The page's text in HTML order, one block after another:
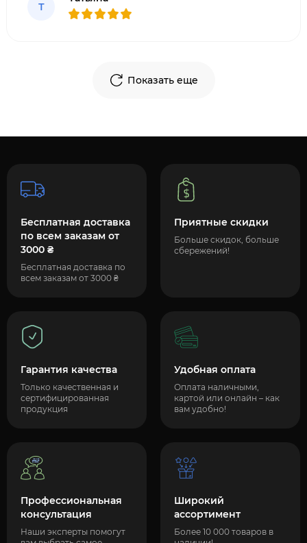
Рекомендую всем, кто хочет сохранить
Т
Показать еще
Бесплатная доставка
по всем заказам от
3000 ₴
Бесплатная доставка по
всем заказам от 3000 ₴
Приятные скидки
Больше скидок, больше
сбережений!
Гарантия качества
Только качественная и
сертифицированная
продукция
Удобная оплата
Оплата наличными,
картой или онлайн – как
вам удобно!
Профессиональная
консультация
Наши эксперты помогут
Широкий
ассортимент
Более 10 000 товаров в